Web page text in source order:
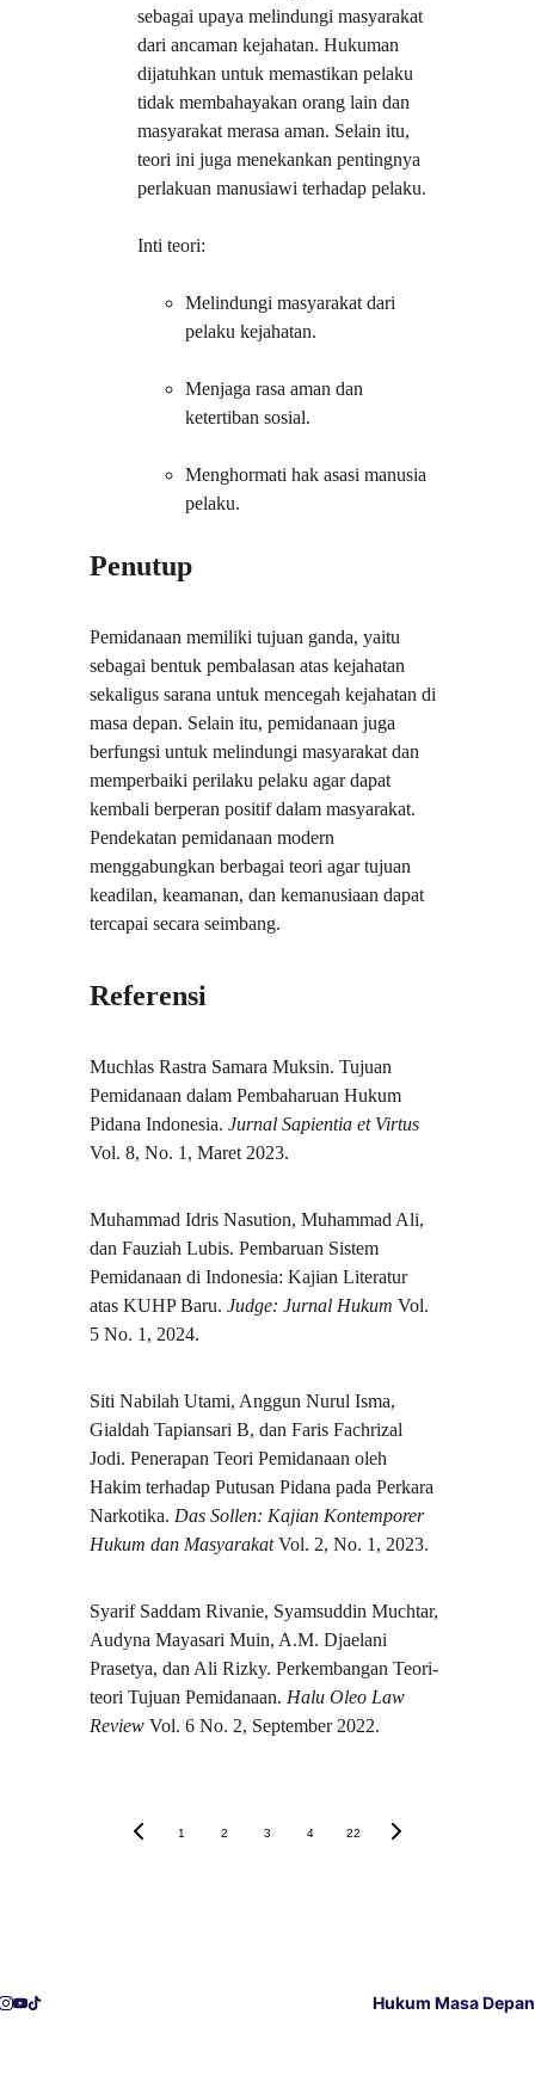
sebagai upaya melindungi masyarakat
dari ancaman kejahatan. Hukuman
dijatuhkan untuk memastikan pelaku
tidak membahayakan orang lain dan
masyarakat merasa aman. Selain itu,
teori ini juga menekankan pentingnya
perlakuan manusiawi terhadap pelaku.
Inti teori:
Melindungi masyarakat dari
pelaku kejahatan.
Menjaga rasa aman dan
ketertiban sosial.
Menghormati hak asasi manusia
pelaku.
Penutup
Pemidanaan memiliki tujuan ganda, yaitu
sebagai bentuk pembalasan atas kejahatan
sekaligus sarana untuk mencegah kejahatan di
masa depan. Selain itu, pemidanaan juga
berfungsi untuk melindungi masyarakat dan
memperbaiki perilaku pelaku agar dapat
kembali berperan positif dalam masyarakat.
Pendekatan pemidanaan modern
menggabungkan berbagai teori agar tujuan
keadilan, keamanan, dan kemanusiaan dapat
tercapai secara seimbang.
Referensi
Muchlas Rastra Samara Muksin. Tujuan
Pemidanaan dalam Pembaharuan Hukum
Pidana Indonesia. Jurnal Sapientia et Virtus
Vol. 8, No. 1, Maret 2023.
Muhammad Idris Nasution, Muhammad Ali,
dan Fauziah Lubis. Pembaruan Sistem
Pemidanaan di Indonesia: Kajian Literatur
atas KUHP Baru. Judge: Jurnal Hukum Vol.
5 No. 1, 2024.
Siti Nabilah Utami, Anggun Nurul Isma,
Gialdah Tapiansari B, dan Faris Fachrizal
Jodi. Penerapan Teori Pemidanaan oleh
Hakim terhadap Putusan Pidana pada Perkara
Narkotika. Das Sollen: Kajian Kontemporer
Hukum dan Masyarakat Vol. 2, No. 1, 2023.
Syarif Saddam Rivanie, Syamsuddin Muchtar,
Audyna Mayasari Muin, A.M. Djaelani
Prasetya, dan Ali Rizky. Perkembangan Teori-
teori Tujuan Pemidanaan. Halu Oleo Law
Review Vol. 6 No. 2, September 2022.
1 2 3 4 22
Hukum Masa Depan